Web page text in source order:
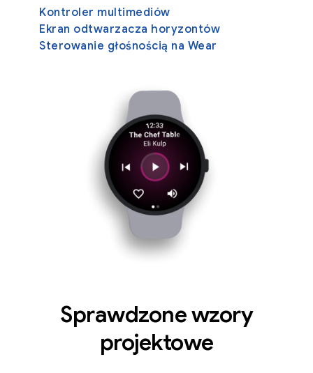
Kontroler multimediów
Ekran odtwarzacza horyzontów
Sterowanie głośnością na Wear
Sprawdzone wzory
projektowe